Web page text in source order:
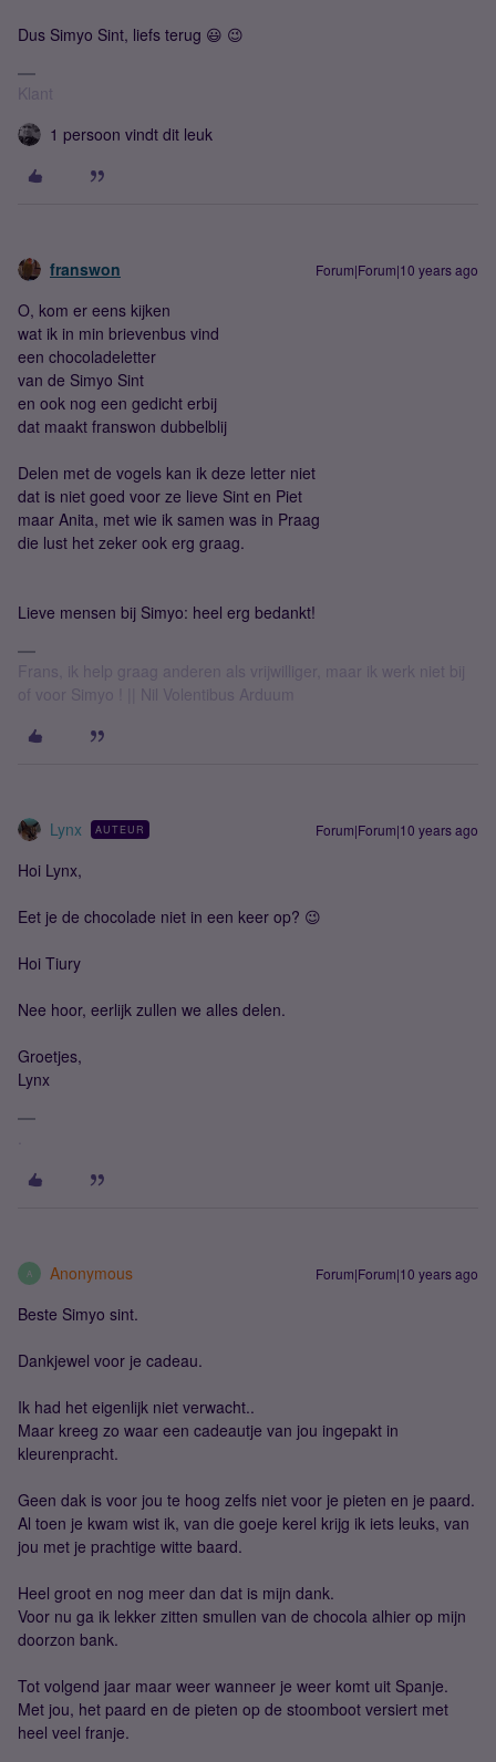
Dus Simyo Sint, liefs terug 😃 😉
Klant
1 persoon vindt dit leuk
franswon Forum|Forum|10 years ago
O, kom er eens kijken
wat ik in min brievenbus vind
een chocoladeletter
van de Simyo Sint
en ook nog een gedicht erbij
dat maakt franswon dubbelblij
Delen met de vogels kan ik deze letter niet
dat is niet goed voor ze lieve Sint en Piet
maar Anita, met wie ik samen was in Praag
die lust het zeker ook erg graag.
Lieve mensen bij Simyo: heel erg bedankt!
Frans, ik help graag anderen als vrijwilliger, maar ik werk niet bij
of voor Simyo ! || Nil Volentibus Arduum
Lynx AUTEUR Forum|Forum|10 years ago
Hoi Lynx,
Eet je de chocolade niet in een keer op? 😉
Hoi Tiury
Nee hoor, eerlijk zullen we alles delen.
Groetjes,
Lynx
A Anonymous Forum|Forum|10 years ago
Beste Simyo sint.
Dankjewel voor je cadeau.
Ik had het eigenlijk niet verwacht..
Maar kreeg zo waar een cadeautje van jou ingepakt in
kleurenpracht.
Geen dak is voor jou te hoog zelfs niet voor je pieten en je paard.
Al toen je kwam wist ik, van die goeje kerel krijg ik iets leuks, van
jou met je prachtige witte baard.
Heel groot en nog meer dan dat is mijn dank.
Voor nu ga ik lekker zitten smullen van de chocola alhier op mijn
doorzon bank.
Tot volgend jaar maar weer wanneer je weer komt uit Spanje.
Met jou, het paard en de pieten op de stoomboot versiert met
heel veel franje.